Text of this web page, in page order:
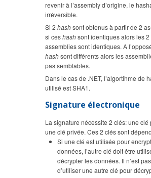
revenir à l’assembly d’origine, le
irréversible.
Si 2 hashsont obtenus à partir de 2
si ceshashsont identiques alors les 2
assemblies sont identiques. A
hashsont différents alors les
pas semblables.
Dans le cas de .NET, l’algortihme de
utilisé est SHA1.
Signature électronique
La signature nécessite 2 clés: une clé
une clé privée. Ces 2 clés sont
Si une clé est utilisée pour
données, l’autre clé doit être
décrypter les données. Il n’est
d’utiliser une autre clé pour